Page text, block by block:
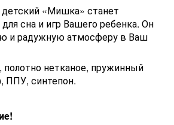
детский «Мишка» станет
сна и игр Вашего ребенка. Он
и радужную атмосферу в Ваш
нетканое, пружинный
ППУ, синтепон.